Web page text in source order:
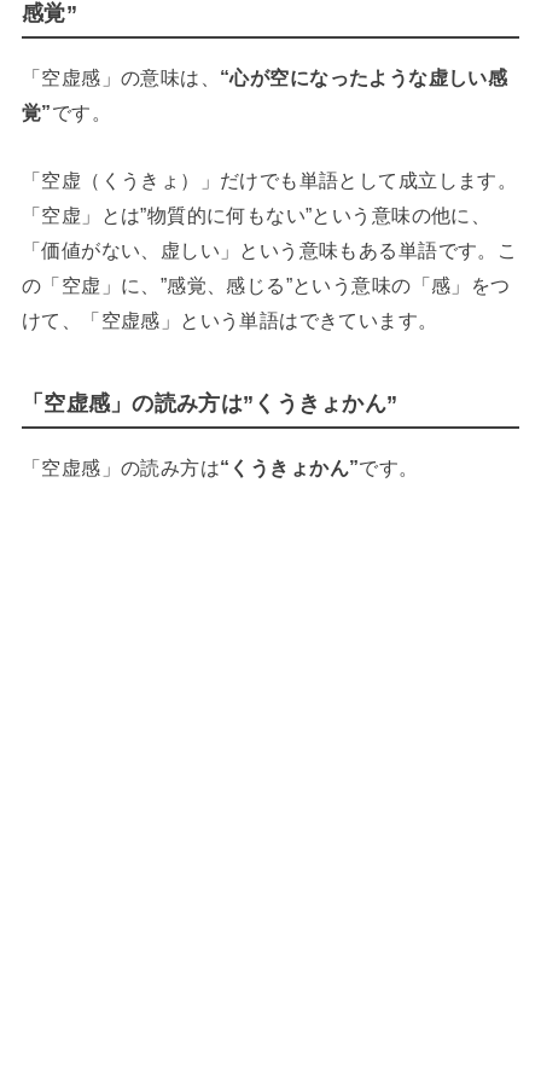
感覚”
「空虚感」の意味は、 “心が空になったような虚しい感
覚”です。
「空虚（くうきょ）」だけでも単語として成立します。
「空虚」とは”物質的に何もない”という意味の他に、
「価値がない、虚しい」という意味もある単語です。こ
の「空虚」に、”感覚、感じる”という意味の「感」をつ
けて、「空虚感」という単語はできています。
「空虚感」の読み方は”くうきょかん”
「空虚感」の読み方は“くうきょかん”です。